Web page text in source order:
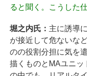
ると聞く。こうした
堀之内氏： 主に誘導
が接近して危ないな
のの役割分担に気を
描くものとMAユニッ